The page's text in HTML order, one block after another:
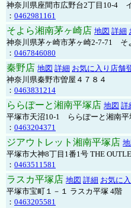
神奈川県座間市広野台2丁目10-4
： 0462981161
そよら湘南茅ヶ崎店 地図 詳細
神奈川県茅ヶ崎市茅ヶ崎2‐7‐71 そ
： 0467846080
秦野店 地図 詳細 お気に入り店舗
神奈川県秦野市曽屋４７８４
： 0463831214
ららぽーと湘南平塚店 地図 詳
平塚市天沼10-1 ららぽーと湘南平
： 0463204371
ジアウトレット湘南平塚店
平塚市大神8丁目1番1号 THE
： 0463511581
ラスカ平塚店 地図 詳細 お気に
平塚市宝町１－１ ラスカ平塚 4階
： 0463205581